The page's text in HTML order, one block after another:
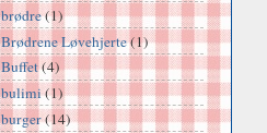
brødre(1)
Brødrene Løvehjerte(1)
Buffet(4)
bulimi(1)
burger(14)